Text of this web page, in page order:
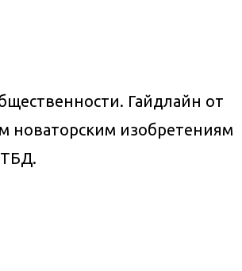
Гайдлайн от
новаторским изобретениям